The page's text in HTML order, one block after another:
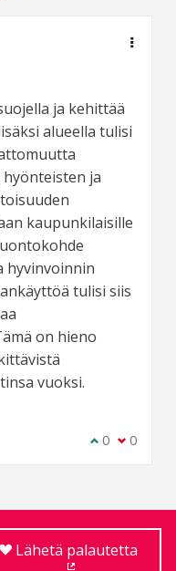
ja kehittää
alueella tulisi
ja
kaupunkilaisille
hyvinvoinnin
tulisi siis
on hieno
vuoksi.
Olen samaa
0 Olen eri
0
Lähetä palautetta